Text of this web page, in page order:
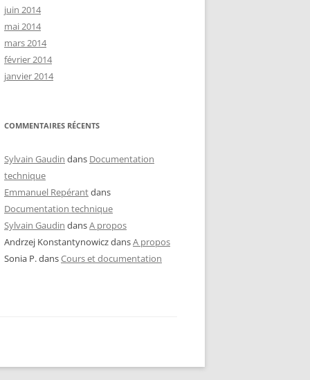
juin 2014
mai 2014
mars 2014
février 2014
janvier 2014
COMMENTAIRES RÉCENTS
Sylvain Gaudin dans Documentation
technique
Emmanuel Repérantdans
Documentation technique
Sylvain Gaudin dansA propos
Andrzej KonstantynowiczdansA propos
Sonia P.dansCours et documentation